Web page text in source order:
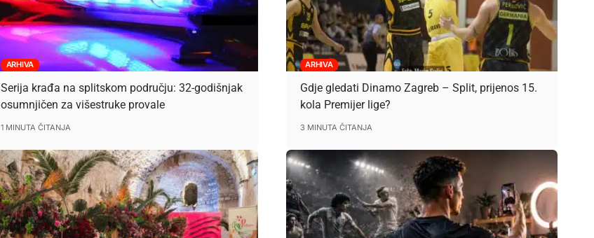
ARHIVA
Serija krađa na splitskom području: 32-godišnjak
osumnjičen za višestruke provale
1 MINUTA ČITANJA
ARHIVA
Gdje gledati Dinamo Zagreb – Split, prijenos 15.
kola Premijer lige?
3 MINUTA ČITANJA